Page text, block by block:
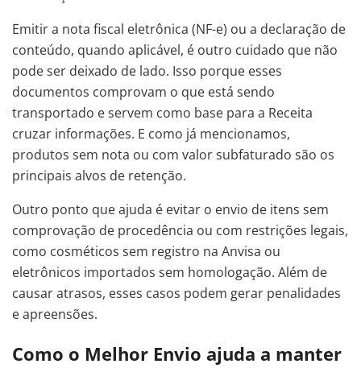
Emitir a nota fiscal eletrônica (NF-e) ou a declaração de
conteúdo, quando aplicável, é outro cuidado que não
pode ser deixado de lado. Isso porque esses
documentos comprovam o que está sendo
transportado e servem como base para a Receita
cruzar informações. E como já mencionamos,
produtos sem nota ou com valor subfaturado são os
principais alvos de retenção.
Outro ponto que ajuda é evitar o envio de itens sem
comprovação de procedência ou com restrições legais,
como cosméticos sem registro na Anvisa ou
eletrônicos importados sem homologação. Além de
causar atrasos, esses casos podem gerar penalidades
e apreensões.
Como o Melhor Envio ajuda a manter